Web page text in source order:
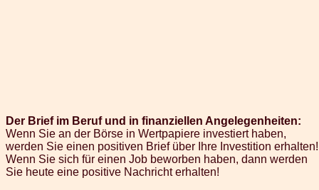
Der Brief im Beruf und in finanziellen Angelegenheiten:
Wenn Sie an der Börse in Wertpapiere investiert haben,
werden Sie einen positiven Brief über Ihre Investition erhalten!
Wenn Sie sich für einen Job beworben haben, dann werden
Sie heute eine positive Nachricht erhalten!